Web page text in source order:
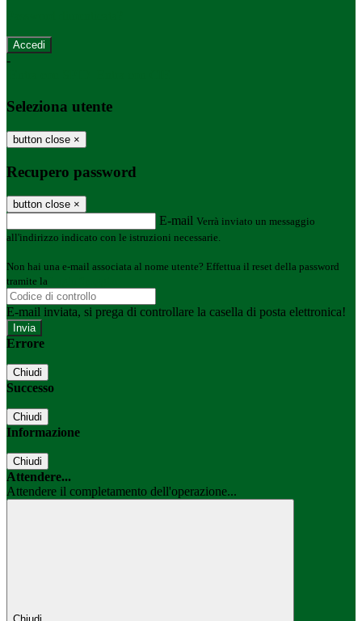
-
Seleziona utente
button close ×
Recupero password
button close ×
E-mail Verrà inviato un messaggio
all'indirizzo indicato con le istruzioni necessarie.
Non hai una e-mail associata al nome utente? Effettua il reset della password
tramite la
E-mail inviata, si prega di controllare la casella di posta elettronica!
Errore
Chiudi
Successo
Chiudi
Informazione
Chiudi
Attendere...
Attendere il completamento dell'operazione...